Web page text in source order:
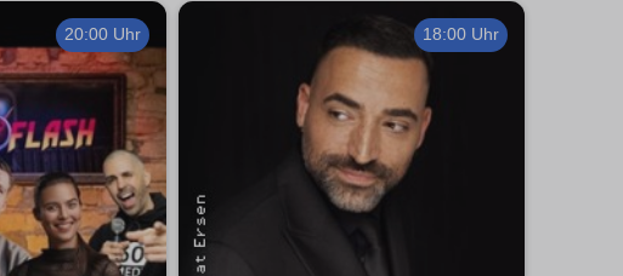
20:00 Uhr 18:00 Uhr